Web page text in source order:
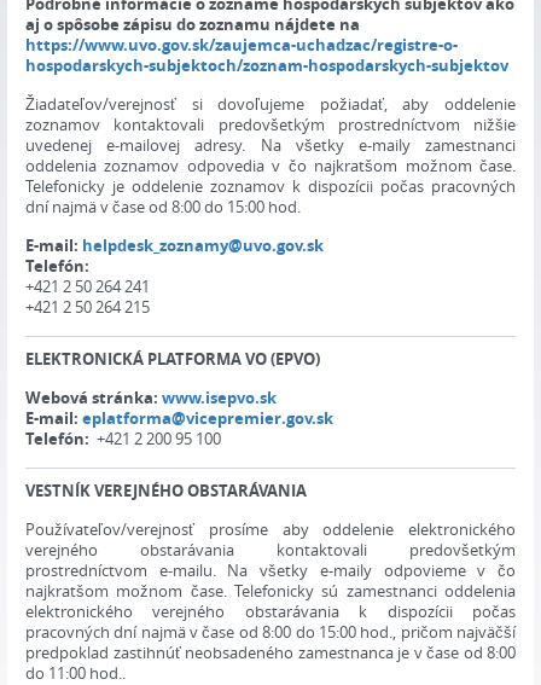
aj o spôsobe zápisu do zoznamu nájdete na
https://www.uvo.gov.sk/zaujemca-uchadzac/registre-o-
hospodarskych-subjektoch/zoznam-hospodarskych-subjektov
Žiadateľov/verejnosť si dovoľujeme požiadať, aby oddelenie
zoznamov kontaktovali predovšetkým prostredníctvom nižšie
uvedenej e-mailovej adresy. Na všetky e-maily zamestnanci
oddelenia zoznamov odpovedia v čo najkratšom možnom čase.
Telefonicky je oddelenie zoznamov k dispozícii počas pracovných
dní najmä v čase od 8:00 do 15:00 hod.
E-mail: helpdesk_zoznamy@uvo.gov.sk
Telefón:
+421 2 50 264 241
+421 2 50 264 215
ELEKTRONICKÁ PLATFORMA VO (EPVO)
Webová stránka: www.isepvo.sk
E-mail: eplatforma@vicepremier.gov.sk
Telefón: +421 2 200 95 100
VESTNÍK VEREJNÉHO OBSTARÁVANIA
Používateľov/verejnosť prosíme aby oddelenie elektronického
verejného obstarávania kontaktovali predovšetkým
prostredníctvom e-mailu. Na všetky e-maily odpovieme v čo
najkratšom možnom čase. Telefonicky sú zamestnanci oddelenia
elektronického verejného obstarávania k dispozícii počas
pracovných dní najmä v čase od 8:00 do 15:00 hod., pričom najväčší
predpoklad zastihnúť neobsadeného zamestnanca je v čase od 8:00
do 11:00 hod..